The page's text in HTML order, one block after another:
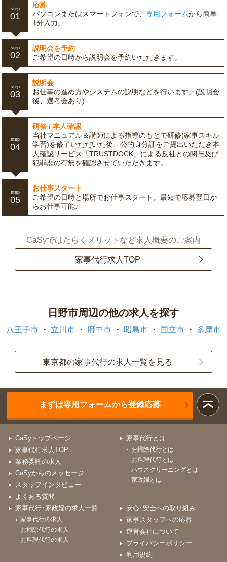
step
01
応募
パソコンまたはスマートフォンで、専用フォームから簡単
1分入力。
step
02
説明会を予約
ご希望の日時から説明会を予約いただきます。
step
03
説明会
お仕事の進め方やシステムの説明などを行います。(説明会
後、選考会あり)
step
04
研修 / 本人確認
当社マニュアル＆講師による指導のもとで研修(家事スキル
学習)を修了いただいた後、公的身分証をご提出いただき本
人確認サービス「TRUSTDOCK」による反社との関与及び
犯罪歴の有無を確認させていただきます。
step
05
お仕事スタート
ご希望の日時と場所でお仕事スタート。最短で応募翌日か
らお仕事可能♪
CaSyではたらくメリットなど求人概要のご案内
家事代行求人TOP
日野市周辺の他の求人を探す
八王子市 立川市 府中市 昭島市 国立市 多摩市
東京都の家事代行の求人一覧を見る
まずは専用フォームから登録応募
CaSyトップページ
家事代行求人TOP
業務委託の求人
CaSyからのメッセージ
スタッフインタビュー
よくある質問
家事代行とは
お掃除代行とは
お料理代行とは
ハウスクリーニングとは
家政婦とは
家事代行･家政婦の求人一覧
家事代行の求人
お掃除代行の求人
お料理代行の求人
安心･安全への取り組み
家事スタッフへの応募
運営会社について
プライバシーポリシー
利用規約